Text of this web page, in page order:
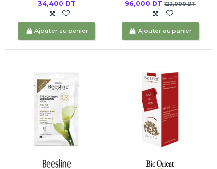
34,400 DT
Ajouter au panier
96,000 DT120,000 DT
Ajouter au panier